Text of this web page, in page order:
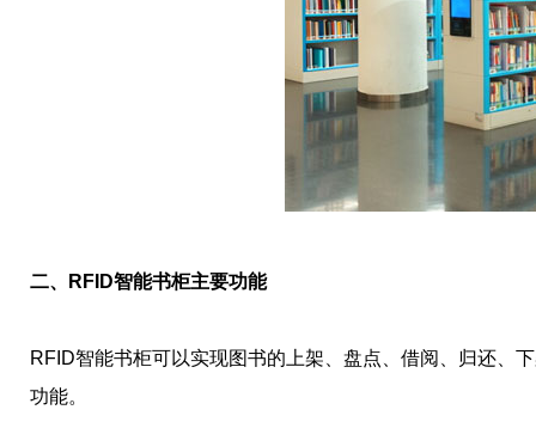
二、RFID智能书柜主要功能
RFID智能书柜可以实现图书的上架、盘点、借阅、归还、
功能。